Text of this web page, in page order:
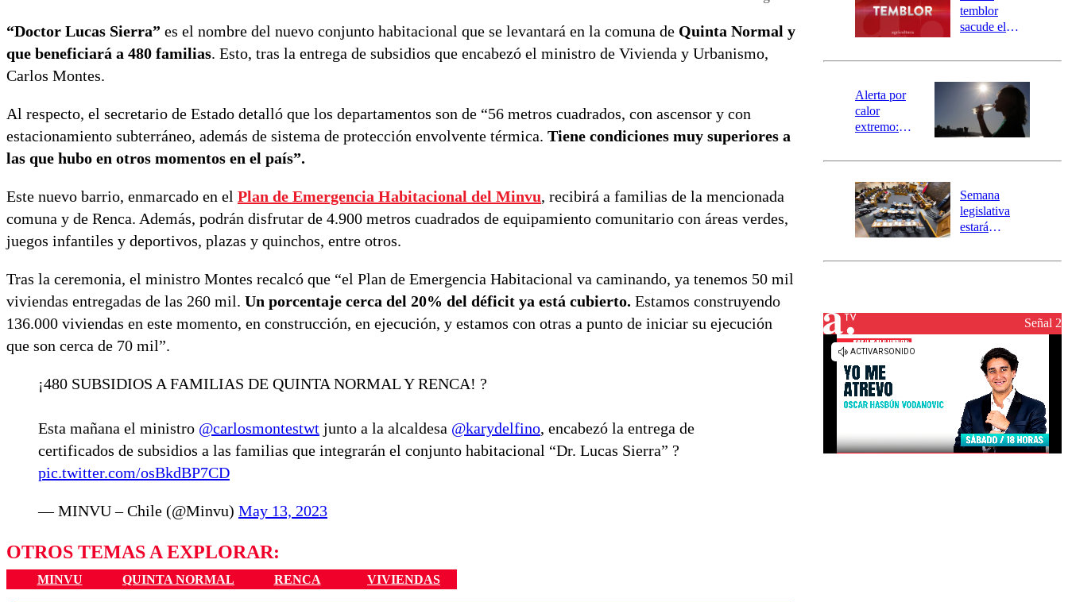
“Doctor Lucas Sierra” es el nombre del nuevo conjunto habitacional que se levantará en la comuna de Quinta Normal y
que beneficiará a 480 familias. Esto, tras la entrega de subsidios que encabezó el ministro de Vivienda y Urbanismo,
Carlos Montes.
Al respecto, el secretario de Estado detalló que los departamentos son de “56 metros cuadrados, con ascensor y con
estacionamiento subterráneo, además de sistema de protección envolvente térmica. Tiene condiciones muy superiores a
las que hubo en otros momentos en el país”.
Este nuevo barrio, enmarcado en el Plan de Emergencia Habitacional del Minvu, recibirá a familias de la mencionada
comuna y de Renca. Además, podrán disfrutar de 4.900 metros cuadrados de equipamiento comunitario con áreas verdes,
juegos infantiles y deportivos, plazas y quinchos, entre otros.
Tras la ceremonia, el ministro Montes recalcó que “el Plan de Emergencia Habitacional va caminando, ya tenemos 50 mil
viviendas entregadas de las 260 mil. Un porcentaje cerca del 20% del déficit ya está cubierto. Estamos construyendo
136.000 viviendas en este momento, en construcción, en ejecución, y estamos con otras a punto de iniciar su ejecución
que son cerca de 70 mil”.
¡480 SUBSIDIOS A FAMILIAS DE QUINTA NORMAL Y RENCA! ?
Esta mañana el ministro @carlosmontestwt junto a la alcaldesa @karydelfino, encabezó la entrega de
certificados de subsidios a las familias que integrarán el conjunto habitacional “Dr. Lucas Sierra” ?
pic.twitter.com/osBkdBP7CD
— MINVU – Chile (@Minvu) May 13, 2023
OTROS TEMAS A EXPLORAR:
MINVU QUINTA NORMAL RENCA VIVIENDAS
activa
mensajería
SAE
temblor
sacude el
revisa la
epicentro
Alerta por
calor
extremo:
activa Alerta
Preventiva en
tres comunas
Semana
legislativa
estará
el fin de la
reconstrucciónSeñal 2